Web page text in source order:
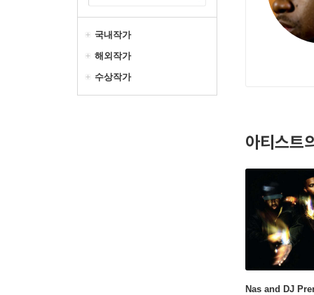
국내작가
해외작가
수상작가
아티스트
Nas and DJ